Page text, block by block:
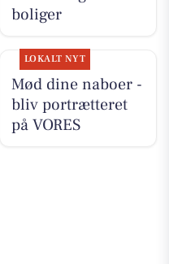
boliger
LOKALT NYT
Mød dine naboer -
bliv portrætteret
på VORES